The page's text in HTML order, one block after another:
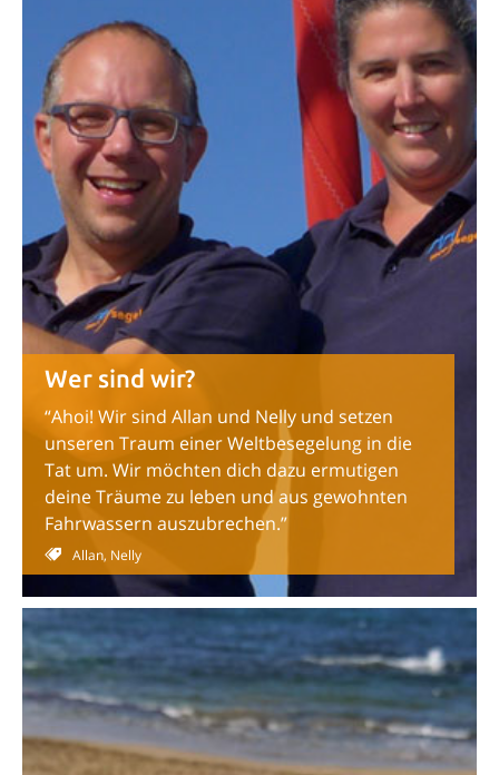
Wer sind wir?
“Ahoi! Wir sind Allan und Nelly und setzen
unseren Traum einer Weltbesegelung in die
Tat um. Wir möchten dich dazu ermutigen
deine Träume zu leben und aus gewohnten
Fahrwassern auszubrechen.”
Allan, Nelly